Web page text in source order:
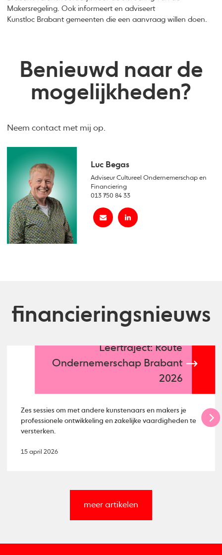
Makersregeling. Ook informeert en adviseert
Kunstloc Brabant gemeenten die een aanvraag willen doen.
Benieuwd naar de
mogelijkheden?
Neem contact met mij op.
Luc Begas
Adviseur Cultureel Ondernemerschap en
Financiering
013 750 84 33
financieringsnieuws
Leertraject: Route
Ondernemerschap Brabant
2026
Zes sessies om met andere kunstenaars en makers je
professionele ontwikkeling en zakelijke vaardigheden te
versterken.
15 april 2026
meer artikelen